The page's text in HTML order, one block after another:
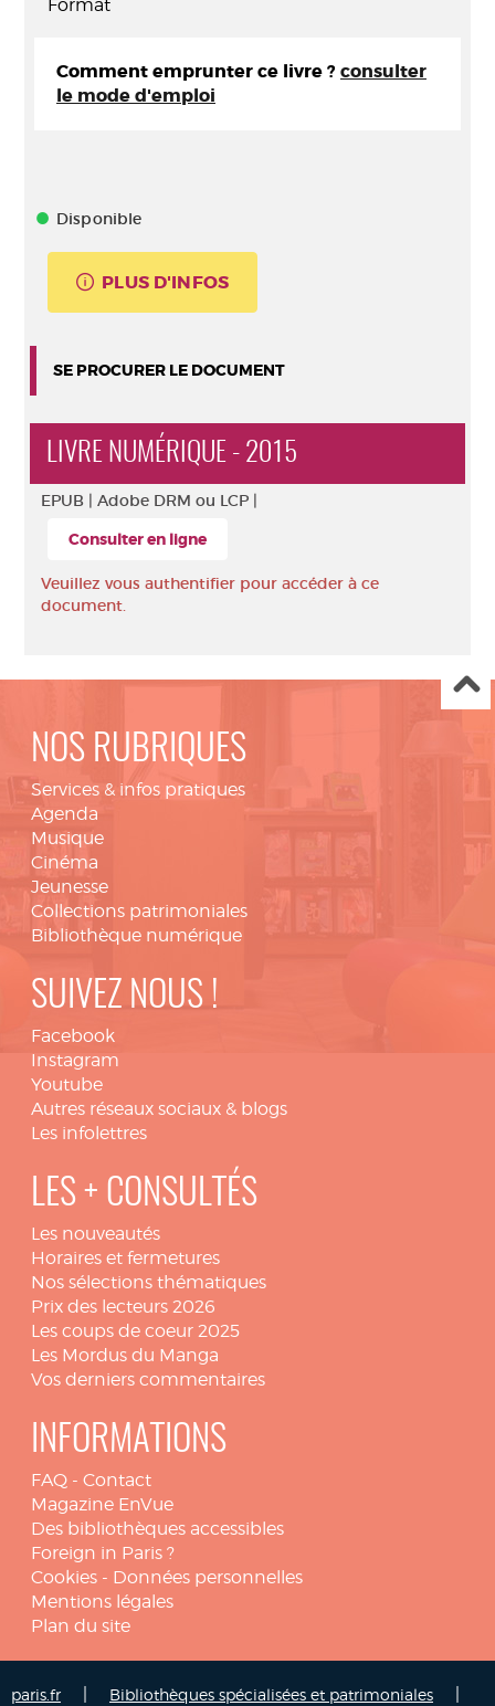
Format
Comment emprunter ce livre ? consulter
le mode d'emploi
Disponible
PLUS D'INFOS
SE PROCURER LE DOCUMENT
LIVRE NUMÉRIQUE - 2015
EPUB | Adobe DRM ou LCP |
Consulter en ligne
Veuillez vous authentifier pour accéder à ce
document.
NOS RUBRIQUES
Services & infos pratiques
Agenda
Musique
Cinéma
Jeunesse
Collections patrimoniales
Bibliothèque numérique
SUIVEZ NOUS !
Facebook
Instagram
Youtube
Autres réseaux sociaux & blogs
Les infolettres
LES + CONSULTÉS
Les nouveautés
Horaires et fermetures
Nos sélections thématiques
Prix des lecteurs 2026
Les coups de coeur 2025
Les Mordus du Manga
Vos derniers commentaires
INFORMATIONS
FAQ - Contact
Magazine EnVue
Des bibliothèques accessibles
Foreign in Paris ?
Cookies - Données personnelles
Mentions légales
Plan du site
paris.fr Bibliothèques spécialisées et patrimoniales